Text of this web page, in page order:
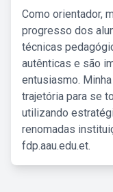
Como orientador,
progresso dos
técnicas
autênticas e são
entusiasmo.
trajetória para se
utilizando
renomadas
fdp.aau.edu.et.